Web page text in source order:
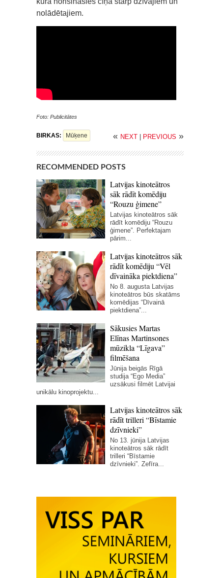
nolādētajiem.
Foto: Publicitātes
BIRKAS: Mūķene « NEXT PREVIOUS »
RECOMMENDED POSTS
Latvijas kinoteātros
sāk rādīt komēdiju
“Rouzu ģimene”
Latvijas kinoteātros sāk
rādīt komēdiju “Rouzu
ģimene”. Perfektajam
pārim...
Latvijas kinoteātros sāk
rādīt komēdiju “Vēl
dīvaināka piektdiena”
No 8. augusta Latvijas
kinoteātros būs skatāms
komēdijas “Dīvainā
piektdiena”...
Sākusies Martas
Elīnas Martinsones
mūzikla “Līgava”
filmēšana
Jūnija beigās Rīgā
studija “Ego Media”
uzsākusi filmēt Latvijai
unikālu kinoprojektu...
Latvijas kinoteātros sāk
rādīt trilleri “Bīstamie
dzīvnieki”
No 13. jūnija Latvijas
kinoteātros sāk rādīt
trilleri “Bīstamie
dzīvnieki”. Zefīra...